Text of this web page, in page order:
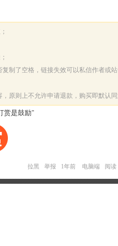
制了空格，链接失效可以私信作者或站
原则上不允许申请退款，购买即默认同
赏是鼓励"
拉黑 举报 1年前 电脑端 阅读